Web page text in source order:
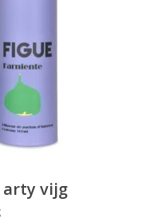
vijg